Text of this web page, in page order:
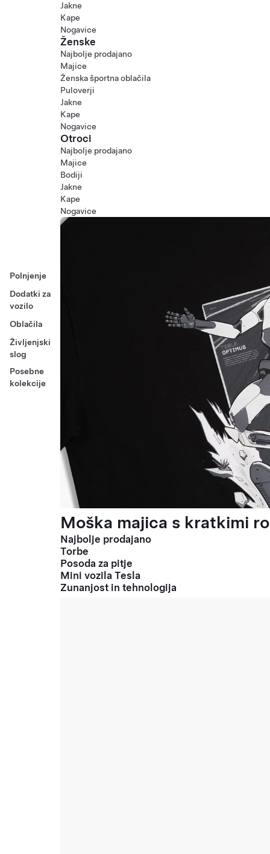
Polnjenje
Dodatki za
vozilo
Oblačila
Življenjski
slog
Posebne
kolekcije
Jakne
Kape
Nogavice
Ženske
Najbolje prodajano
Majice
Ženska športna oblačila
Puloverji
Jakne
Kape
Nogavice
Otroci
Najbolje prodajano
Majice
Bodiji
Jakne
Kape
Nogavice
Moška majica s kratkimi
Najbolje prodajano
Torbe
Posoda za pitje
Mini vozila Tesla
Zunanjost in tehnologija